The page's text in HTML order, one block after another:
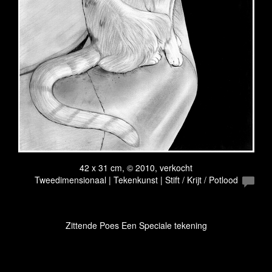
42 x 31 cm, © 2010, verkocht
Tweedimensionaal | Tekenkunst | Stift / Krijt / Potlood
Zittende Poes Een Speciale tekening